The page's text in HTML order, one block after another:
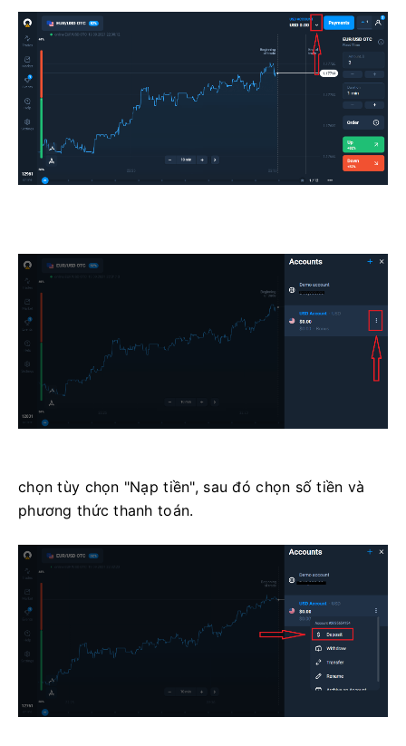
chọn tùy chọn "Nạp tiền", sau đó chọn số tiền và
phương thức thanh toán.